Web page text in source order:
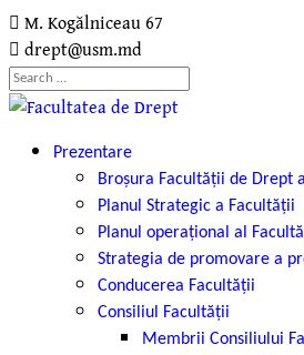
M. Kogălniceau 67
drept@usm.md
Prezentare
Broșura Facultății de Drept
Planul Strategic a Facultății
Planul operațional al
Strategia de promovare a
Conducerea Facultății
Consiliul Facultății
Membrii Consiliului